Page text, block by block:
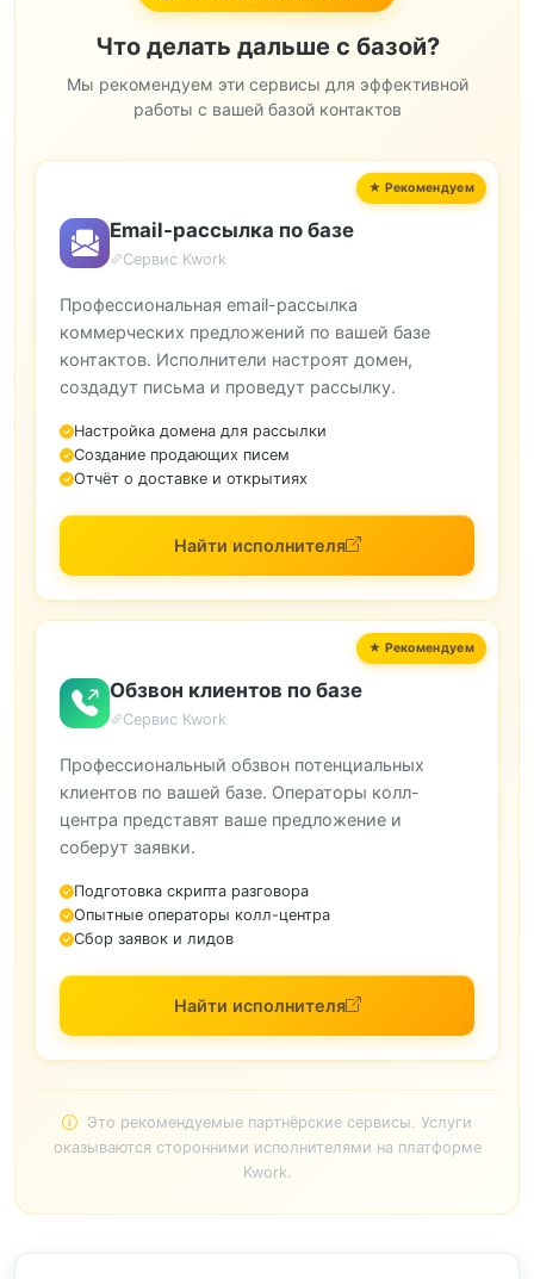
Что делать дальше с базой?
Мы рекомендуем эти сервисы для эффективной
работы с вашей базой контактов
Email-рассылка по базе
Сервис Kwork
Профессиональная email-рассылка
коммерческих предложений по вашей базе
контактов. Исполнители настроят домен,
создадут письма и проведут рассылку.
Настройка домена для рассылки
Создание продающих писем
Отчёт о доставке и открытиях
Найти исполнителя
Обзвон клиентов по базе
Сервис Kwork
Профессиональный обзвон потенциальных
клиентов по вашей базе. Операторы колл-
центра представят ваше предложение и
соберут заявки.
Подготовка скрипта разговора
Опытные операторы колл-центра
Сбор заявок и лидов
Найти исполнителя
Это рекомендуемые партнёрские сервисы. Услуги
оказываются сторонними исполнителями на платформе
Kwork.